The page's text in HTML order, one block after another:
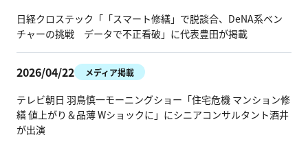
日経クロステック「「スマート修繕」で脱談合、DeNA系ベン
チャーの挑戦 データで不正看破」に代表豊田が掲載
2026/04/22 メディア掲載
テレビ朝日 羽鳥慎一モーニングショー「住宅危機 マンション修
繕 値上がり＆品薄 Wショックに」にシニアコンサルタント酒井
が出演